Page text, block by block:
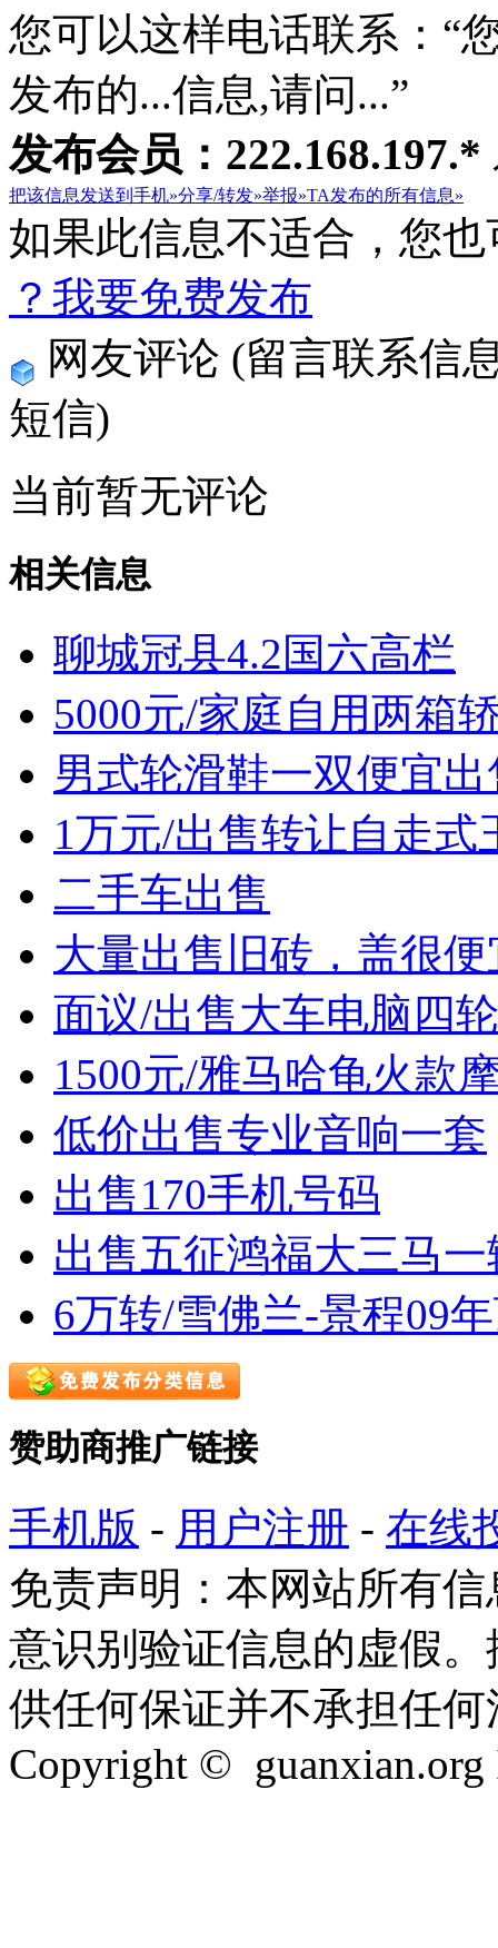
您可以这样电话联系：“
发布的...信息,请问...”
发布会员：222.168.197.*
把该信息发送到手机»分享/转发»举报»TA发布的所有信息»
如果此信息不适合，您
？我要免费发布
网友评论 (留言联系信
短信)
当前暂无评论
相关信息
聊城冠县4.2国六高栏
5000元/家庭自用两箱
男式轮滑鞋一双便宜出
1万元/出售转让自走式
二手车出售
大量出售旧砖，盖很便
面议/出售大车电脑四
1500元/雅马哈龟火款
低价出售专业音响一套
出售170手机号码
出售五征鸿福大三马一
6万转/雪佛兰-景程09
赞助商推广链接
手机版 - 用户注册 - 在线
免责声明：本网站所有
意识别验证信息的虚假
供任何保证并不承担任
Copyright © guanxian.org